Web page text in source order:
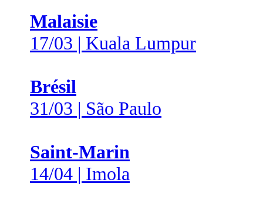
Malaisie
17/03 | Kuala Lumpur
Brésil
31/03 | São Paulo
Saint-Marin
14/04 | Imola